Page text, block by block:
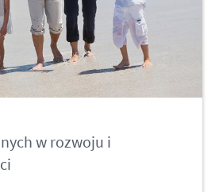
w rozwoju i